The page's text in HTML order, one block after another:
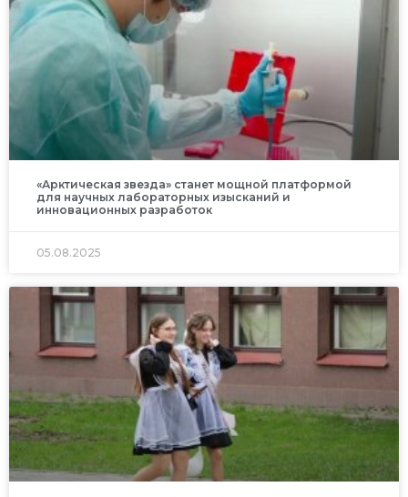
«Арктическая звезда» станет мощной платформой
для научных лабораторных изысканий и
инновационных разработок
05.08.2025